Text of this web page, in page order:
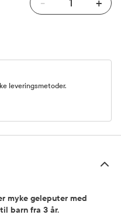
- +
leveringsmetoder.
myke geleputer med
barn fra 3 år.